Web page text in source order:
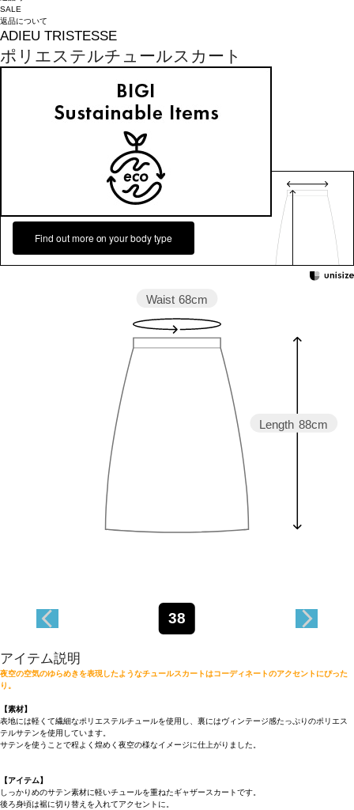
SALE
返品について
ADIEU TRISTESSE
ポリエステルチュールスカート
158cm 51kgRecommended
Ankle -5cm
Find out more on your body type
Length 88cm
Waist 68cm
38
アイテム説明
夜空の空気のゆらめきを表現したようなチュールスカートはコーディネートのアクセントにぴった
り。
【素材】
表地には軽くて繊細なポリエステルチュールを使用し、裏にはヴィンテージ感たっぷりのポリエス
テルサテンを使用しています。
サテンを使うことで程よく煌めく夜空の様なイメージに仕上がりました。
【アイテム】
しっかりめのサテン素材に軽いチュールを重ねたギャザースカートです。
後ろ身頃は裾に切り替えを入れてアクセントに。